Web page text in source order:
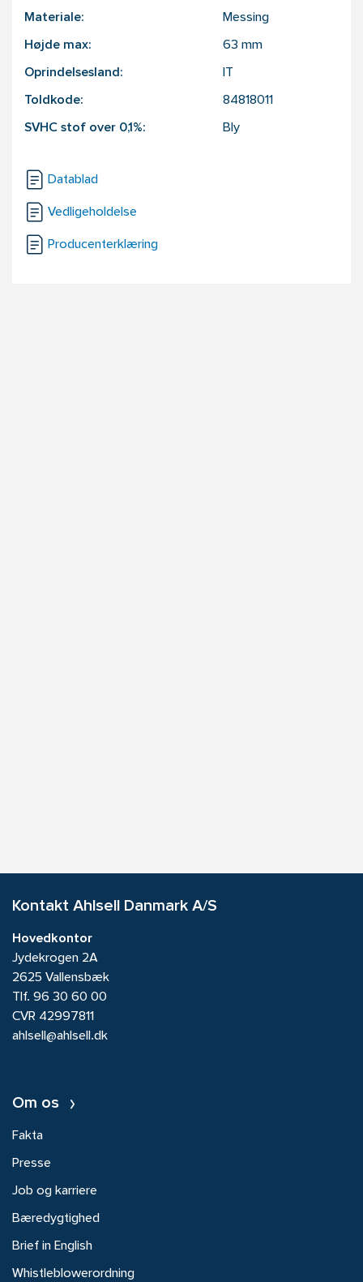
Materiale: Messing
Højde max: 63 mm
Oprindelsesland:
Toldkode: 84818011
SVHC stof over 0,1%: Bly
Datablad
Vedligeholdelse
Producenterklæring
Kontakt Ahlsell Danmark A/S
Hovedkontor
Jydekrogen 2A
2625 Vallensbæk
Tlf. 96 30 60 00
CVR 42997811
ahlsell@ahlsell.dk
Om os
Fakta
Presse
Job og karriere
Bæredygtighed
Brief in English
Whistleblowerordning